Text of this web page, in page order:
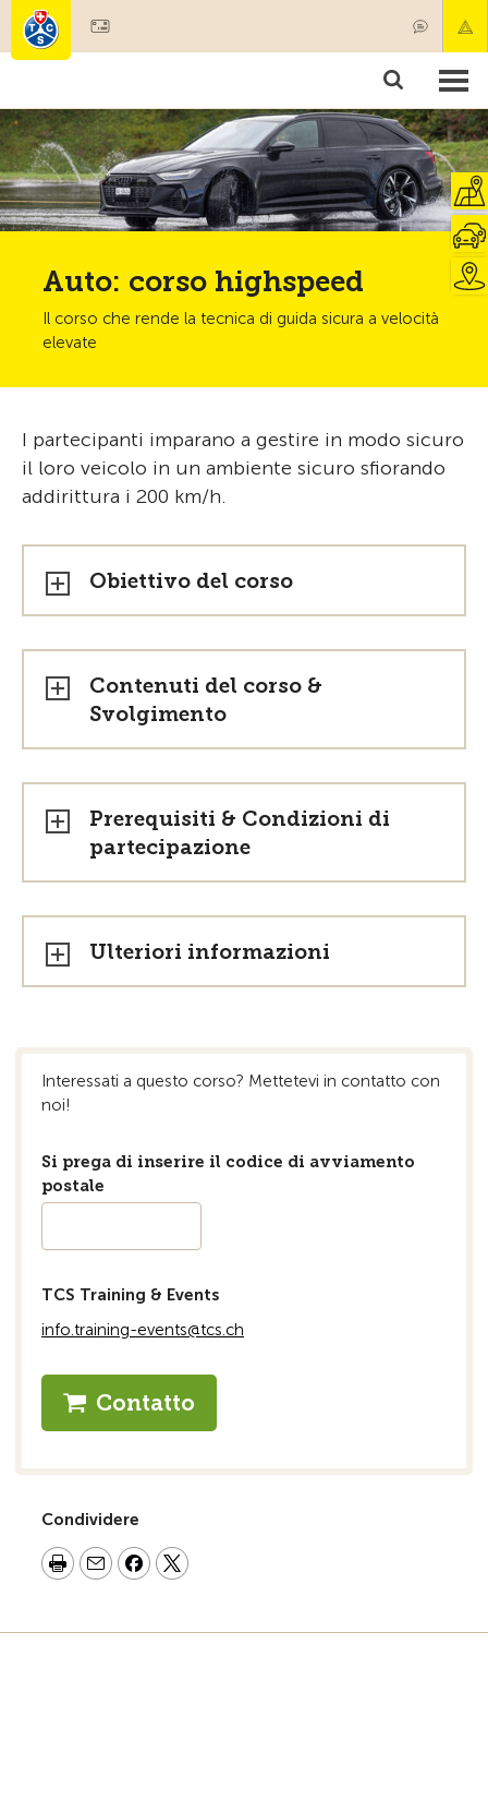
Prodotti & Servizi
Auto: corso highspeed
Il corso che rende la tecnica di guida sicura a velocità
elevate
I partecipanti imparano a gestire in modo sicuro
il loro veicolo in un ambiente sicuro sfiorando
addirittura i 200 km/h.
Obiettivo del corso
Contenuti del corso &
Svolgimento
Prerequisiti & Condizioni di
partecipazione
Ulteriori informazioni
Interessati a questo corso? Mettetevi in ​​contatto con
noi!
Si prega di inserire il codice di avviamento
postale
TCS Training & Events
info.training-events@tcs.ch
Contatto
Condividere